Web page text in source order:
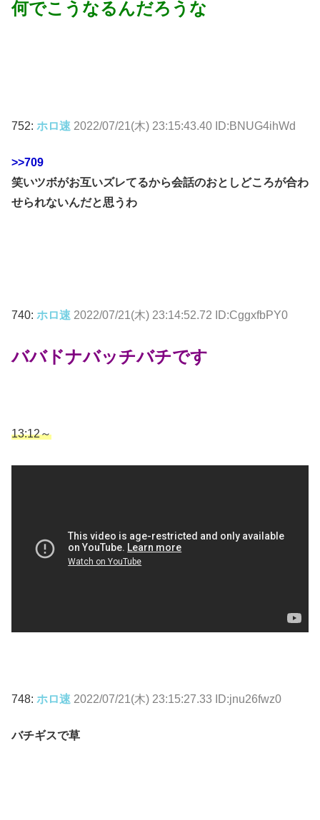
何でこうなるんだろうな
752: ホロ速 2022/07/21(木) 23:15:43.40 ID:BNUG4ihWd
>>709
笑いツボがお互いズレてるから会話のおとしどころが合わ
せられないんだと思うわ
740: ホロ速 2022/07/21(木) 23:14:52.72 ID:CggxfbPY0
ババドナバッチバチです
13:12～
748: ホロ速 2022/07/21(木) 23:15:27.33 ID:jnu26fwz0
バチギスで草